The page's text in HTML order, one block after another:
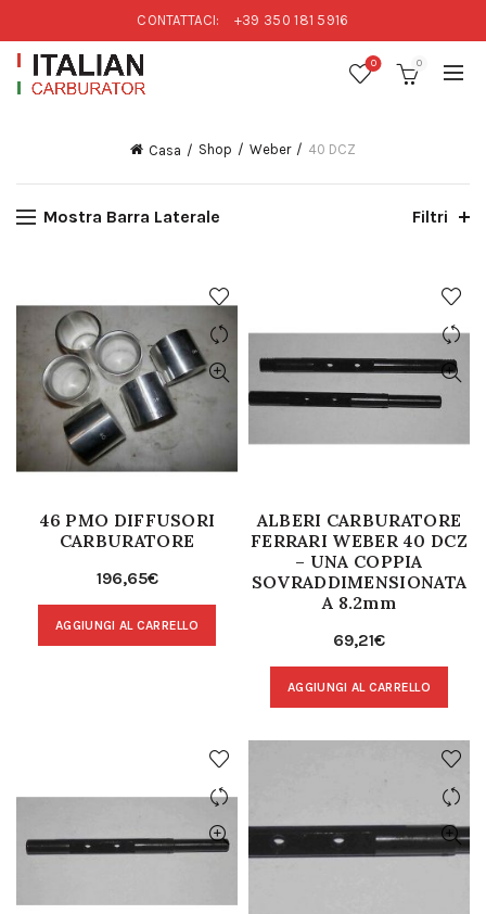
CONTATTACI: +39 350 181 5916
0 0
Casa Shop Weber 40 DCZ
Mostra Barra Laterale Filtri
46 PMO DIFFUSORI
CARBURATORE
196,65€
AGGIUNGI AL CARRELLO
ALBERI CARBURATORE
FERRARI WEBER 40 DCZ
– UNA COPPIA
SOVRADDIMENSIONATA
A 8.2mm
69,21€
AGGIUNGI AL CARRELLO